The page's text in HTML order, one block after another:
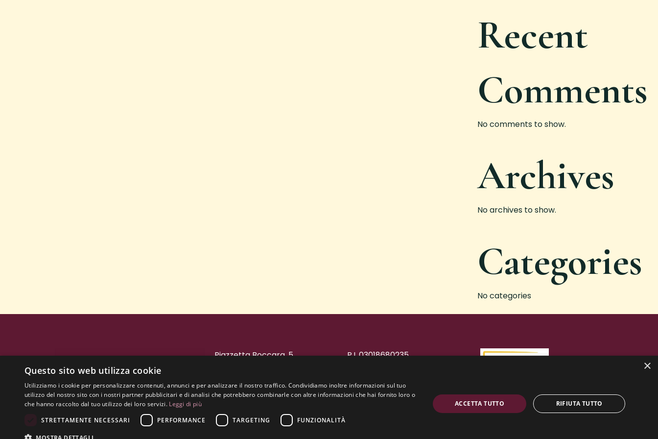
Recent
Comments
No comments to show.
Archives
No archives to show.
Categories
No categories
Piazzetta Boccara, 5
045 657 07 83
info@osteriaallarosa.it
P.I. 03018680235
Cookie Policy
Project byGraffitiweb
×
Questo sito web utilizza cookie
Utilizziamo i cookie per personalizzare contenuti, annunci e per analizzare il nostro traffico. Condividiamo inoltre informazioni sul tuo
utilizzo del nostro sito con i nostri partner pubblicitari e di analisi che potrebbero combinarle con altre informazioni che hai fornito loro o
che hanno raccolto dal tuo utilizzo dei loro servizi. Leggi di più
STRETTAMENTE NECESSARI
PERFORMANCE TARGETING FUNZIONALITÀ
ACCETTA TUTTO RIFIUTA TUTTO